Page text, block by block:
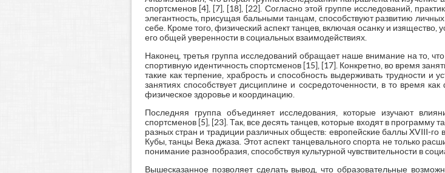
спортсменов [4], [7], [18], [22]. Согласно этой группе исследований,
элегантность, присущая бальными танцам, способствуют развитию личных
себе. Кроме того, физический аспект танцев, включая осанку и изящество,
его общей уверенности в социальных взаимодействиях.
Наконец, третья группа исследований обращает наше внимание на то,
спортивную идентичность спортсменов [15], [17]. Конкретно, во время
такие как терпение, храбрость и способность выдерживать трудности и
занятиях способствует дисциплине и сосредоточенности, в то время
физическое здоровье и координацию.
Последняя группа объединяет исследования, которые изучают
спортсменов [5], [23]. Так, все десять танцев, которые входят в программу
разных стран и традиции различных обществ: европейские баллы XVIII-
Кубы, танцы Века джаза. Этот аспект танцевального спорта не только
понимание разнообразия, способствуя культурной чувствительности в
Вышесказанное позволяет сделать вывод, что образовательные